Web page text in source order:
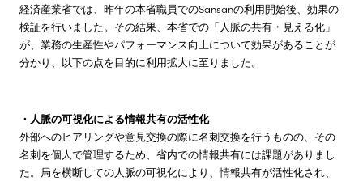
経済産業省では、昨年の本省職員でのSansanの利用開始後、効果の
検証を行いました。その結果、本省での「人脈の共有・見える化」
が、業務の生産性やパフォーマンス向上について効果があることが
分かり、以下の点を目的に利用拡大に至りました。
・人脈の可視化による情報共有の活性化
外部へのヒアリングや意見交換の際に名刺交換を行うものの、その
名刺を個人で管理するため、省内での情報共有には課題がありまし
た。局を横断しての人脈の可視化により、情報共有が活性化され、